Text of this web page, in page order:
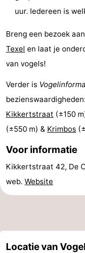
doen
Bezienswaardigheden
-
Musea
-
Monumenten
-
Kerken
-
Molens
-
Uitkijkpunten
Attracties
-
Rondvaarten
-
uur. Iedereen is
Breng een bezoek
Texel en laat je
van vogels!
Verder is
bezienswaardigheden:
Kikkertstraat (±150
(±550 m) & Krimbos
Voor informatie
Kikkertstraat 42, De
web. Website
Locatie van